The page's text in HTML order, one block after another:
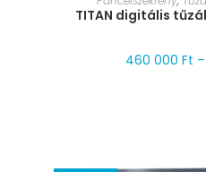
TITAN digitális
460 000 Ft –